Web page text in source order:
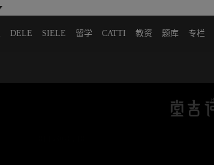
DELE SIELE 留学 CATTI 教资 题库 专栏